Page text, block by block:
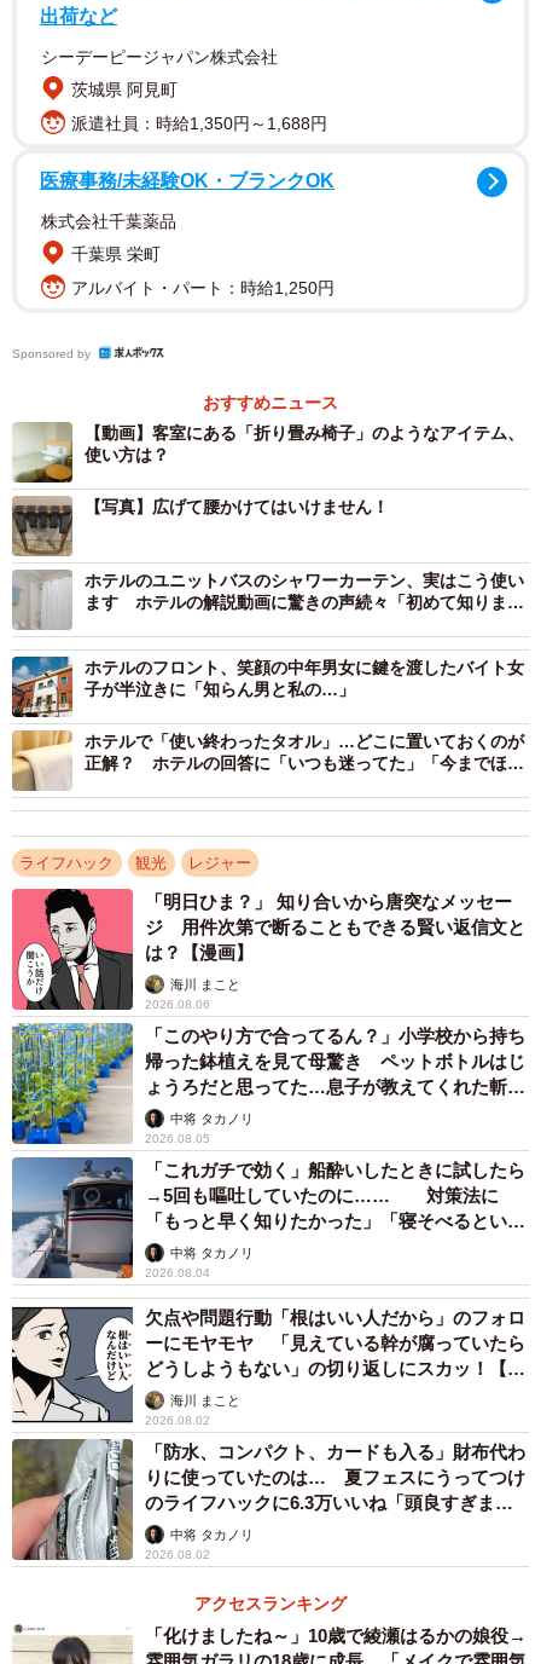
（zheng qiang/stock.adobe.com）
この投稿には、「バゲージラック知らない人多すぎてビビ
ってる…」「当たり前に認知されてると思ってました」と
いう声が続々。一方で、「ぜんぜん座ってた」「すみませ
ん、タオル干してました」「次の日の服とかメイク道具置
いていた」と、使用方法を勘違いしていた方からのコメン
トも多く寄せられていました。
▽出典：スーパーホテル 公式TikTok／ホテルのこれって
なあに？～バゲージラックver～
https://www.tiktok.com/@superhotel_official/video/7418908
725735345426
出荷など
シーデーピージャパン株式会社
茨城県 阿見町
派遣社員：時給1,350円～1,688円
医療事務/未経験OK・ブランクOK
株式会社千葉薬品
千葉県 栄町
アルバイト・パート：時給1,250円
Sponsored by
おすすめニュース
【動画】客室にある「折り畳み椅子」のようなアイテム、
使い方は？
【写真】広げて腰かけてはいけません！
ホテルのユニットバスのシャワーカーテン、実はこう使い
ます ホテルの解説動画に驚きの声続々「初めて知りまし
ホテルのフロント、笑顔の中年男女に鍵を渡したバイト女
子が半泣きに「知らん男と私の…」
ホテルで「使い終わったタオル」…どこに置いておくのが
正解？ ホテルの回答に「いつも迷ってた」「今までほん
ライフハック 観光 レジャー
「明日ひま？」 知り合いから唐突なメッセー
ジ 用件次第で断ることもできる賢い返信文と
は？【漫画】
海川 まこと
2026.08.06
「このやり方で合ってるん？」小学校から持ち
帰った鉢植えを見て母驚き ペットボトルはじ
ょうろだと思ってた…息子が教えてくれた斬新
な水やりとは
中将 タカノリ
2026.08.05
「これガチで効く」船酔いしたときに試したら
→5回も嘔吐していたのに…… 対策法に
「もっと早く知りたかった」「寝そべるといい
らしい」
中将 タカノリ
2026.08.04
欠点や問題行動「根はいい人だから」のフォロ
ーにモヤモヤ 「見えている幹が腐っていたら
どうしようもない」の切り返しにスカッ！【漫
画】海川 まこと
2026.08.02
「防水、コンパクト、カードも入る」財布代わ
りに使っていたのは… 夏フェスにうってつけ
のライフハックに6.3万いいね「頭良すぎま
す」中将 タカノリ
2026.08.02
アクセスランキング
「化けましたね～」10歳で綾瀬はるかの娘役→